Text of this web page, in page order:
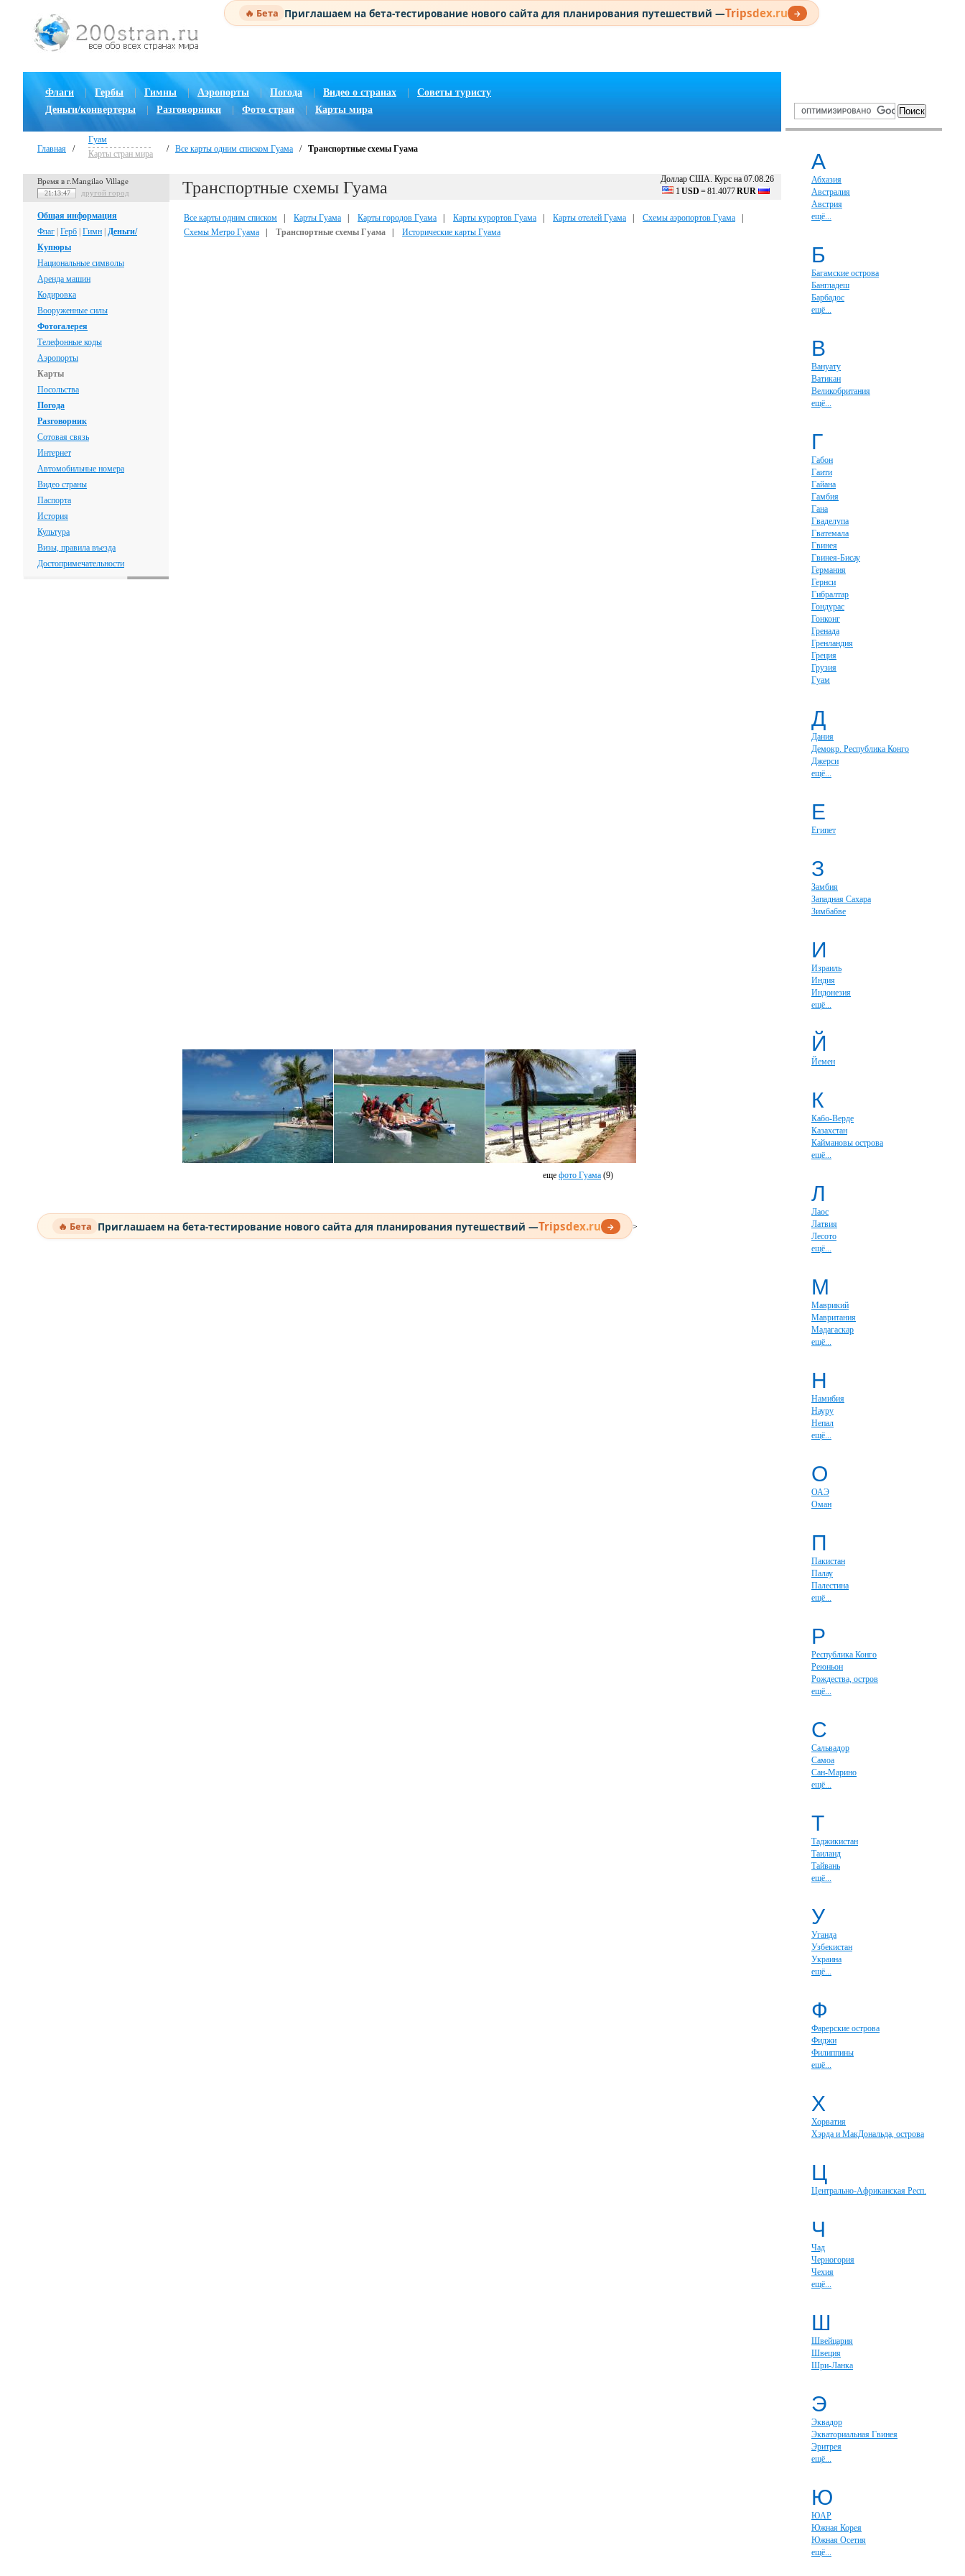
🔥 Бета Приглашаем на бета-тестирование нового сайта для планирования путешествий —Tripsdex.ru →
Флаги Гербы Гимны | Аэропорты Погода | Видео о странах
Советы туристу
Деньги/конвертеры
Разговорники Фото стран Карты мира
Главная /
Гуам
Карты стран мира
/ Все карты одним списком Гуама / Транспортные схемы Гуама
Время в г.Mangilao Village
21:13:48 другой город
Общая информация
Флаг Герб Гимн Деньги/
Купюры
Национальные символы
Аренда машин
Кодировка
Вооруженные силы
Фотогалерея
Телефонные коды
Аэропорты
Карты
Посольства
Погода
Разговорник
Сотовая связь
Интернет
Автомобильные номера
Видео страны
Паспорта
История
Культура
Визы, правила въезда
Достопримечательности
Доллар США. Курс на 07.08.26
1 USD =81.4077RUR
Транспортные схемы Гуама
Все карты одним списком Карты Гуама Карты городов Гуама Карты курортов Гуама Карты отелей Гуама Схемы аэропортов Гуама
Схемы Метро Гуама
Транспортные схемы Гуама Исторические карты Гуама
еще фото Гуама (9)
🔥 Бета Приглашаем на бета-тестирование нового сайта для планирования путешествий —Tripsdex.ru → >
А
Абхазия
Австралия
Австрия
ещё...
Б
Багамские острова
Бангладеш
Барбадос
ещё...
В
Вануату
Ватикан
Великобритания
ещё...
Г
Габон
Гаити
Гайана
Гамбия
Гана
Гваделупа
Гватемала
Гвинея
Гвинея-Бисау
Германия
Гернси
Гибралтар
Гондурас
Гонконг
Гренада
Гренландия
Греция
Грузия
Гуам
Д
Дания
Демокр. Республика Конго
Джерси
ещё...
Е
Египет
З
Замбия
Западная Сахара
Зимбабве
И
Израиль
Индия
Индонезия
ещё...
Й
Йемен
К
Кабо-Верде
Казахстан
Каймановы острова
ещё...
Л
Лаос
Латвия
Лесото
ещё...
М
Маврикий
Мавритания
Мадагаскар
ещё...
Н
Намибия
Науру
Непал
ещё...
О
ОАЭ
Оман
П
Пакистан
Палау
Палестина
ещё...
Р
Республика Конго
Реюньон
Рождества, остров
ещё...
С
Сальвадор
Самоа
Сан-Марино
ещё...
Т
Таджикистан
Таиланд
Тайвань
ещё...
У
Уганда
Узбекистан
Украина
ещё...
Ф
Фарерские острова
Фиджи
Филиппины
ещё...
Х
Хорватия
Хэрда и МакДональда, острова
Ц
Центрально-Африканская Респ.
Ч
Чад
Черногория
Чехия
ещё...
Ш
Швейцария
Швеция
Шри-Ланка
Э
Эквадор
Экваториальная Гвинея
Эритрея
ещё...
Ю
ЮАР
Южная Корея
Южная Осетия
ещё...